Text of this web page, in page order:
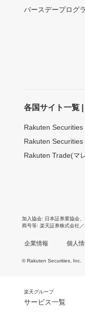
バースデープログ
各国サイト一覧
Rakuten
Rakuten Securities
Rakuten Trade(マ
加入協会 日本証券業協会
商号等 楽天証券株式会社
企業情報 個人
© Rakuten Securities, Inc.
楽天グループ
サービス一覧